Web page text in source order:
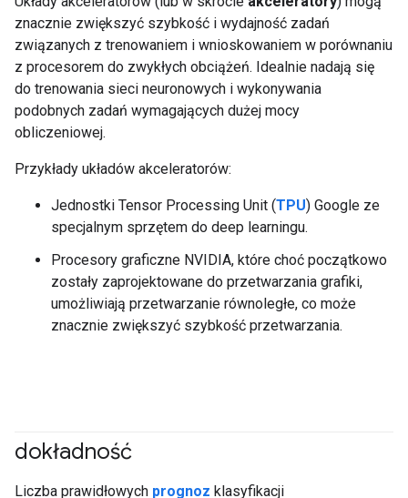
znacznie zwiększyć szybkość i wydajność zadań
związanych z trenowaniem i wnioskowaniem w porównaniu
z procesorem do zwykłych obciążeń. Idealnie nadają się
do trenowania sieci neuronowych i wykonywania
podobnych zadań wymagających dużej mocy
obliczeniowej.
Przykłady układów akceleratorów:
Jednostki Tensor Processing Unit (TPU) Google ze
specjalnym sprzętem do deep learningu.
Procesory graficzne NVIDIA, które choć początkowo
zostały zaprojektowane do przetwarzania grafiki,
umożliwiają przetwarzanie równoległe, co może
znacznie zwiększyć szybkość przetwarzania.
dokładność
Liczba prawidłowych prognoz klasyfikacji